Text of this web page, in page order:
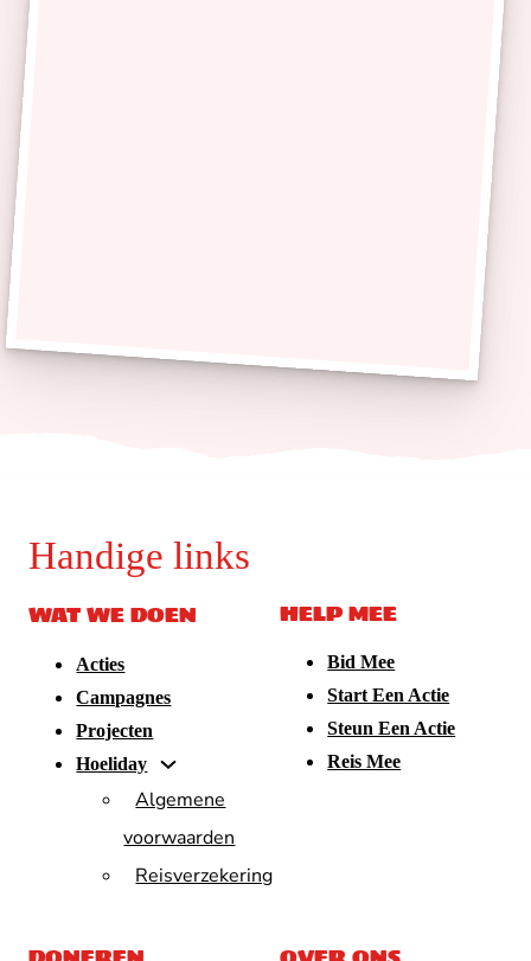
Handige links
WAT WE DOEN
Acties
Campagnes
Projecten
Hoeliday
Algemene
voorwaarden
Reisverzekering
HELP MEE
Bid Mee
Start Een Actie
Steun Een Actie
Reis Mee